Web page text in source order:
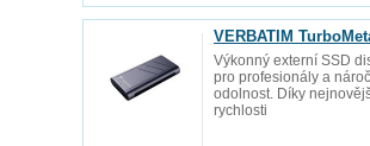
VERBATIM
Výkonný externí SSD
pro profesionály a
odolnost. Díky
rychlosti